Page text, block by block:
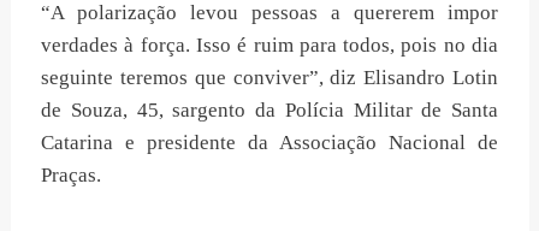
“A polarização levou pessoas a quererem impor
verdades à força. Isso é ruim para todos, pois no dia
seguinte teremos que conviver”, diz Elisandro Lotin
de Souza, 45, sargento da Polícia Militar de Santa
Catarina e presidente da Associação Nacional de
Praças.